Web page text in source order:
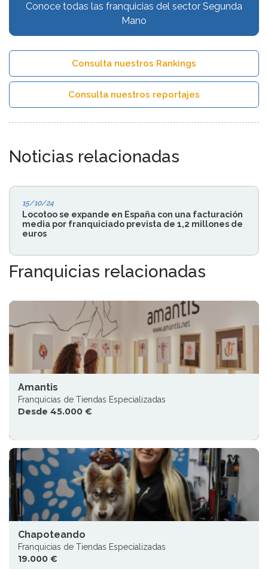
Conoce todas las franquicias del sector Segunda
Mano
Consulta nuestros Rankings
Consulta nuestros reportajes
Noticias relacionadas
15/10/24
Locotoo se expande en España con una facturación
media por franquiciado prevista de 1,2 millones de
euros
Franquicias relacionadas
Amantis
Franquicias de Tiendas Especializadas
Desde 45.000 €
Chapoteando
Franquicias de Tiendas Especializadas
19.000 €